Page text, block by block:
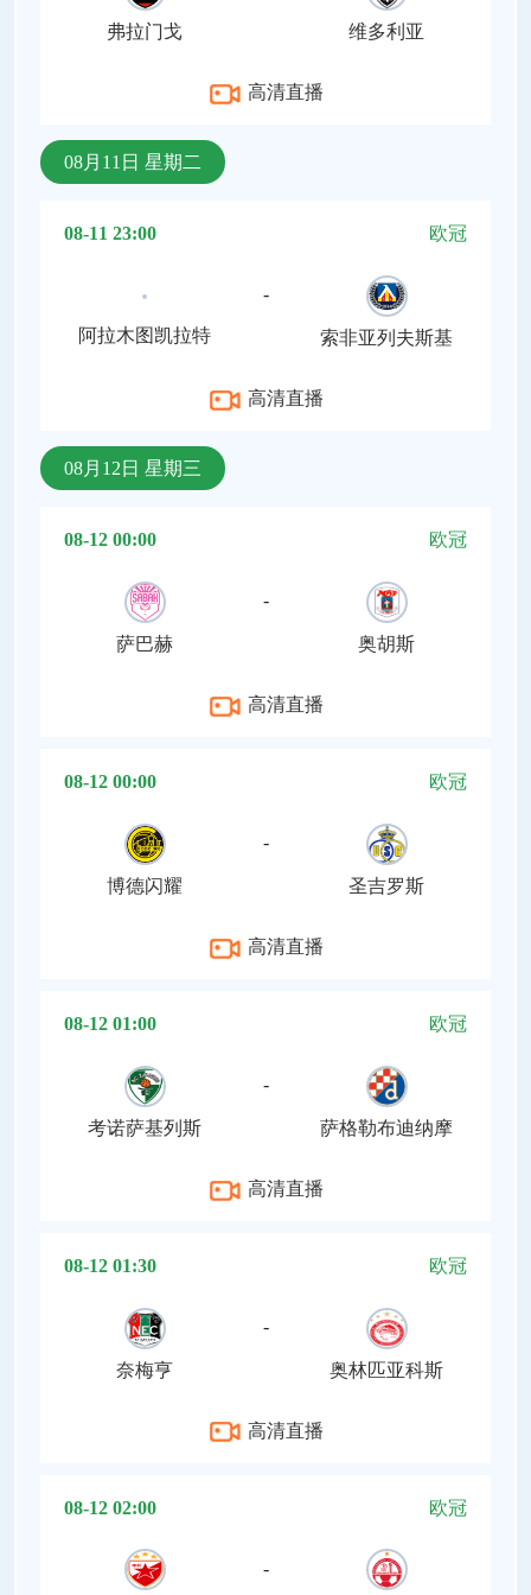
弗拉门戈 维多利亚
高清直播
08月11日 星期二
08-11 23:00 欧冠
阿拉木图凯拉特
-
索非亚列夫斯基
高清直播
08月12日 星期三
08-12 00:00 欧冠
萨巴赫
-
奥胡斯
高清直播
08-12 00:00 欧冠
博德闪耀
-
圣吉罗斯
高清直播
08-12 01:00 欧冠
考诺萨基列斯
-
萨格勒布迪纳摩
高清直播
08-12 01:30 欧冠
奈梅亨
-
奥林匹亚科斯
高清直播
08-12 02:00 欧冠
-